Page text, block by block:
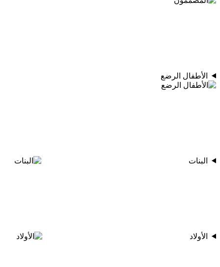
الأطفال الرضع
البنات
الأولاد